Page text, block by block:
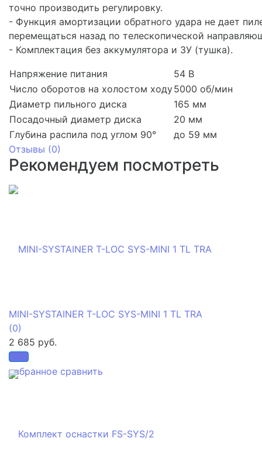
точно производить регулировку.
- Функция амортизации обратного удара не дает
перемещаться назад по телескопической
- Комплектация без аккумулятора и ЗУ (тушка).
Напряжение питания
54 В
Число оборотов на холостом ходу5000 об/мин
Диаметр пильного диска
165 мм
Посадочный диаметр диска
20 мм
Глубина распила под углом 90°
до 59 мм
Отзывы (0)
Рекомендуем посмотреть
избранное сравнить
MINI-SYSTAINER T-LOC SYS-MINI 1 TL TRA
(0)
2 685 руб.